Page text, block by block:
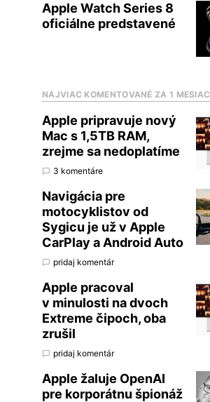
Apple Watch Series 8
oficiálne predstavené
NAJVIAC KOMENTOVANÉ ZA 1 MESIAC
Apple pripravuje nový
Mac s 1,5TB RAM,
zrejme sa nedoplatíme
3 komentáre
Navigácia pre
motocyklistov od
Sygicu je už v Apple
CarPlay a Android Auto
pridaj komentár
Apple pracoval
v minulosti na dvoch
Extreme čipoch, oba
zrušil
pridaj komentár
Apple žaluje OpenAI
pre korporátnu špionáž